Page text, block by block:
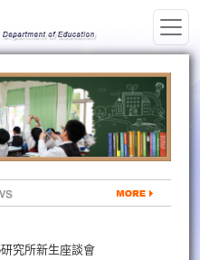
研究所新生座談會